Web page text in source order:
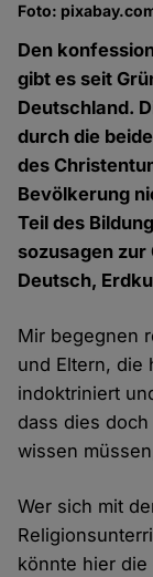
Foto:
Den
gibt es seit
Deutschland.
durch die
des
Bevölkerung
Teil des
sozusagen
Deutsch,
Mir begegnen
und Eltern, die
indoktriniert
dass dies
wissen
Wer sich mit
könnte hier